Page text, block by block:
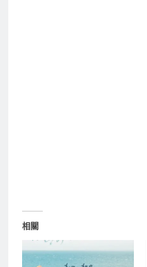
相關